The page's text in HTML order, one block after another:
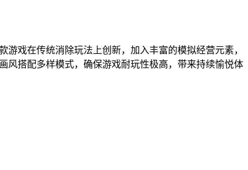
戏在传统消除玩法上创新，加入丰富的模拟经营元素，
风搭配多样模式，确保游戏耐玩性极高，带来持续愉悦体